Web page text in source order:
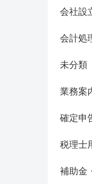
会社設
会計処
未分類
業務案
確定申
税理士
補助金